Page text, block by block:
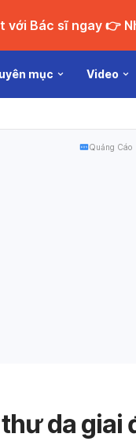
Chat
mục Video
Quảng Cáo
da giai